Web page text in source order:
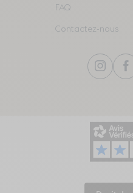
FAQ
Contactez-nous